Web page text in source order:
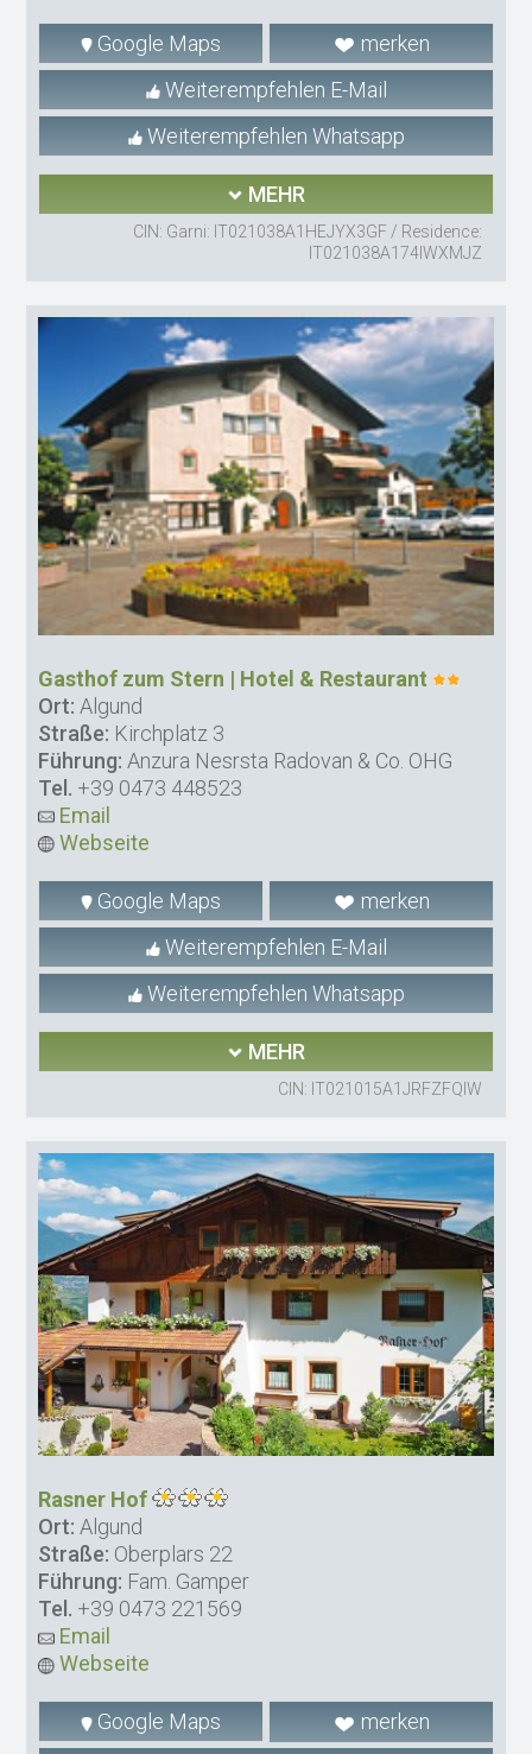
Google Maps
merken
Weiterempfehlen E-Mail
Weiterempfehlen Whatsapp
MEHR
CIN: Garni: IT021038A1HEJYX3GF / Residence:
IT021038A174IWXMJZ
Gasthof zum Stern | Hotel & Restaurant
Ort: Algund
Straße: Kirchplatz 3
Führung: Anzura Nesrsta Radovan & Co. OHG
Tel. +39 0473 448523
Email
Webseite
Google Maps
merken
Weiterempfehlen E-Mail
Weiterempfehlen Whatsapp
MEHR
CIN: IT021015A1JRFZFQIW
Rasner Hof
Ort: Algund
Straße: Oberplars 22
Führung: Fam. Gamper
Tel. +39 0473 221569
Email
Webseite
Google Maps
merken